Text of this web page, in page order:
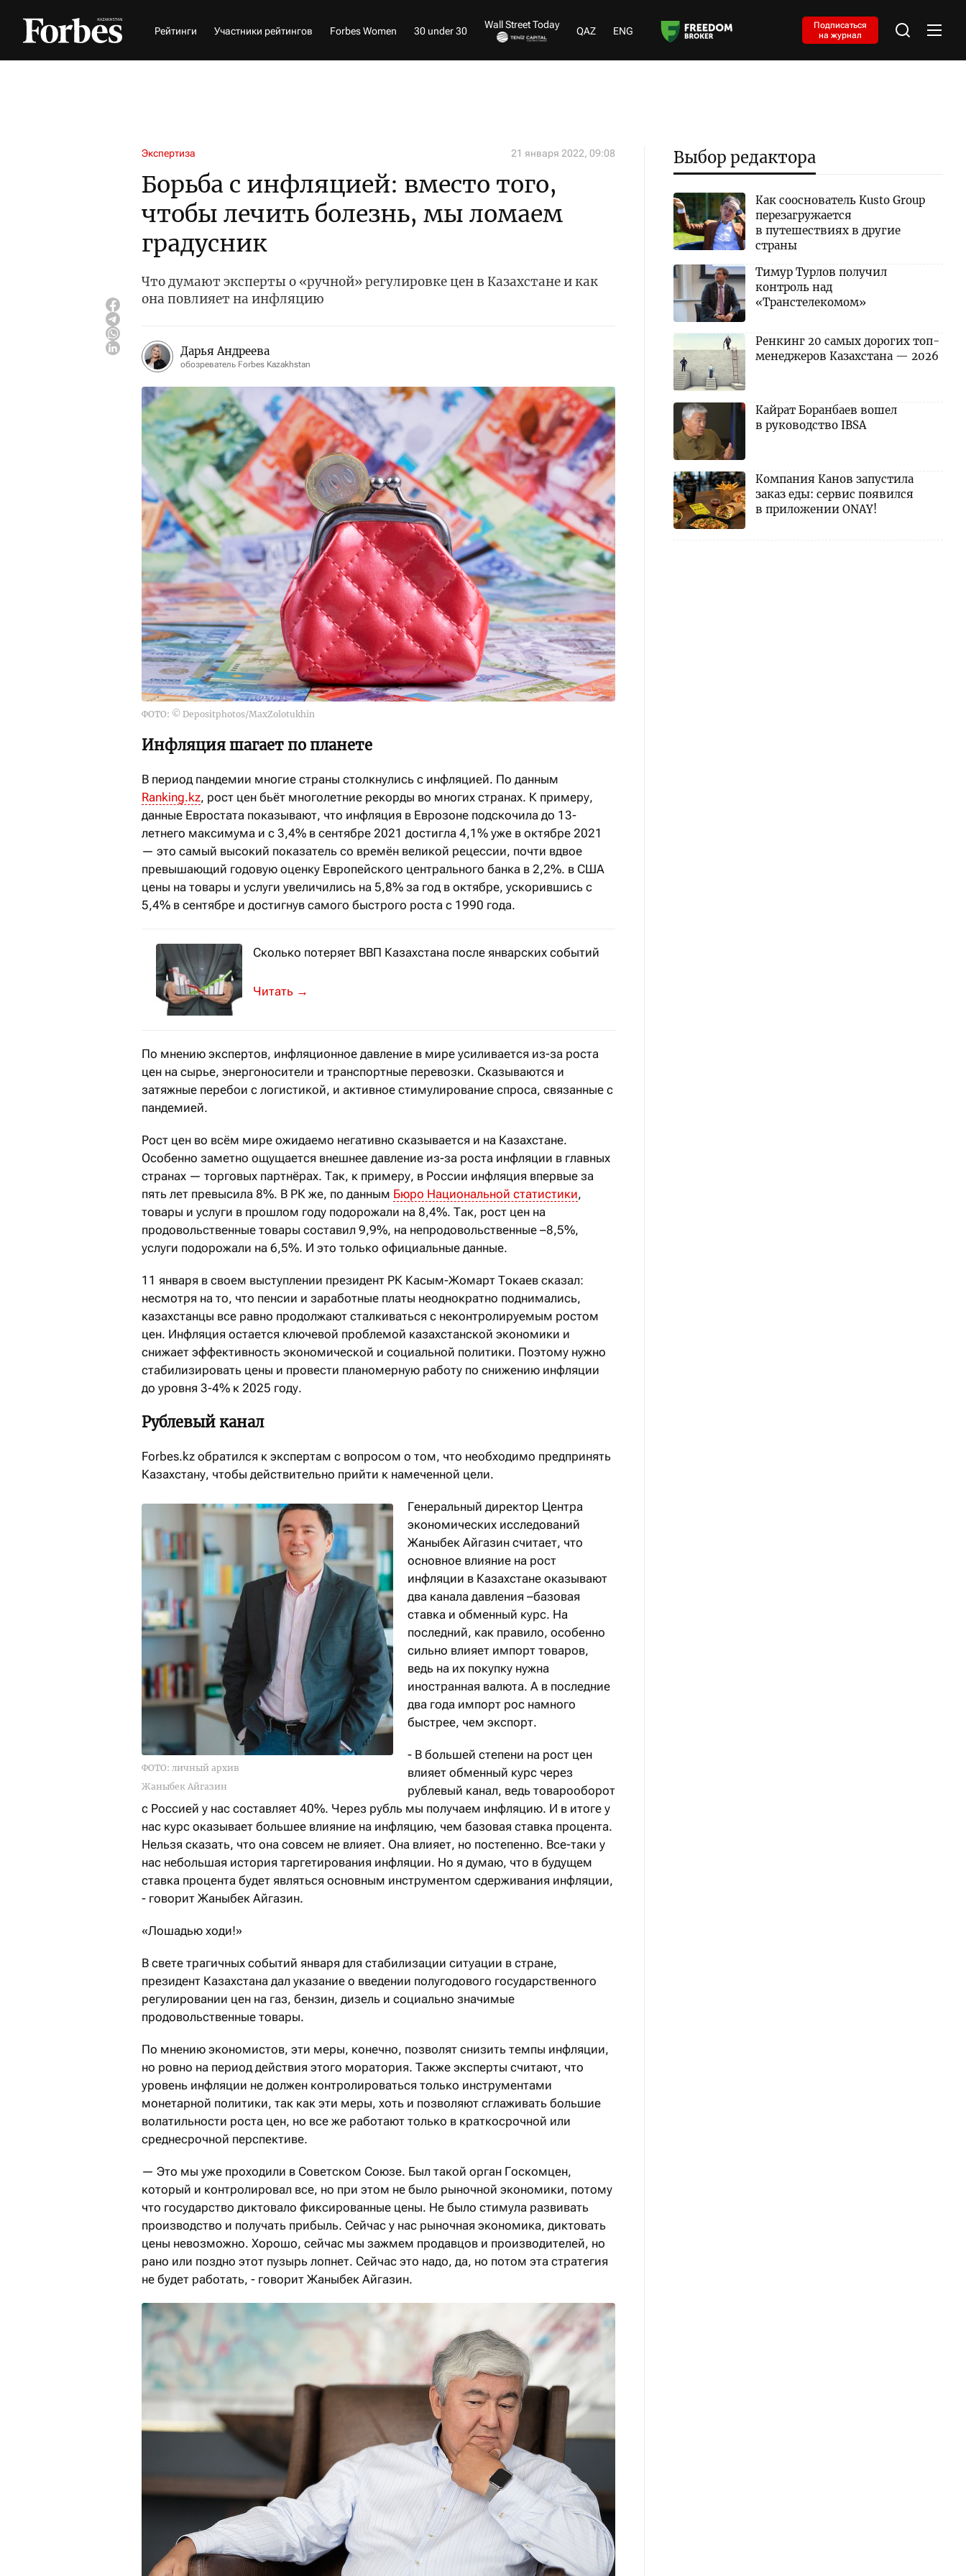
Рейтинги Участники рейтингов Forbes Women 30 under 30
Wall Street Today
QAZ ENG
Подписаться
на журнал
Экспертиза 21 января 2022, 09:08
Борьба с инфляцией: вместо того,
чтобы лечить болезнь, мы ломаем
градусник
Что думают эксперты о «ручной» регулировке цен в Казахстане и как
она повлияет на инфляцию
Дарья Андреева
обозреватель Forbes Kazakhstan
ФОТО: © Depositphotos/MaxZolotukhin
Инфляция шагает по планете
В период пандемии многие страны столкнулись с инфляцией. По данным
Ranking.kz, рост цен бьёт многолетние рекорды во многих странах. К примеру,
данные Евростата показывают, что инфляция в Еврозоне подскочила до 13-
летнего максимума и с 3,4% в сентябре 2021 достигла 4,1% уже в октябре 2021
— это самый высокий показатель со времён великой рецессии, почти вдвое
превышающий годовую оценку Европейского центрального банка в 2,2%. в США
цены на товары и услуги увеличились на 5,8% за год в октябре, ускорившись с
5,4% в сентябре и достигнув самого быстрого роста с 1990 года.
Сколько потеряет ВВП Казахстана после январских событий
Прогнозы по экономической ситуации в РК представили аналитики ЕАБР и ЕФСР
→
По мнению экспертов, инфляционное давление в мире усиливается из-за роста
цен на сырье, энергоносители и транспортные перевозки. Сказываются и
затяжные перебои с логистикой, и активное стимулирование спроса, связанные с
пандемией.
Рост цен во всём мире ожидаемо негативно сказывается и на Казахстане.
Особенно заметно ощущается внешнее давление из-за роста инфляции в главных
странах — торговых партнёрах. Так, к примеру, в России инфляция впервые за
пять лет превысила 8%. В РК же, по данным Бюро Национальной статистики,
товары и услуги в прошлом году подорожали на 8,4%. Так, рост цен на
продовольственные товары составил 9,9%, на непродовольственные –8,5%,
услуги подорожали на 6,5%. И это только официальные данные.
11 января в своем выступлении президент РК Касым-Жомарт Токаев сказал:
несмотря на то, что пенсии и заработные платы неоднократно поднимались,
казахстанцы все равно продолжают сталкиваться с неконтролируемым ростом
цен. Инфляция остается ключевой проблемой казахстанской экономики и
снижает эффективность экономической и социальной политики. Поэтому нужно
стабилизировать цены и провести планомерную работу по снижению инфляции
до уровня 3-4% к 2025 году.
Рублевый канал
Forbes.kz обратился к экспертам с вопросом о том, что необходимо предпринять
Казахстану, чтобы действительно прийти к намеченной цели.
ФОТО: личный архив
Жаныбек Айгазин
Генеральный директор Центра
экономических исследований
Жаныбек Айгазин считает, что
основное влияние на рост
инфляции в Казахстане оказывают
два канала давления –базовая
ставка и обменный курс. На
последний, как правило, особенно
сильно влияет импорт товаров,
ведь на их покупку нужна
иностранная валюта. А в последние
два года импорт рос намного
быстрее, чем экспорт.
- В большей степени на рост цен
влияет обменный курс через
рублевый канал, ведь товарооборот
с Россией у нас составляет 40%. Через рубль мы получаем инфляцию. И в итоге у
нас курс оказывает большее влияние на инфляцию, чем базовая ставка процента.
Нельзя сказать, что она совсем не влияет. Она влияет, но постепенно. Все-таки у
нас небольшая история таргетирования инфляции. Но я думаю, что в будущем
ставка процента будет являться основным инструментом сдерживания инфляции,
- говорит Жаныбек Айгазин.
«Лошадью ходи!»
В свете трагичных событий января для стабилизации ситуации в стране,
президент Казахстана дал указание о введении полугодового государственного
регулировании цен на газ, бензин, дизель и социально значимые
продовольственные товары.
По мнению экономистов, эти меры, конечно, позволят снизить темпы инфляции,
но ровно на период действия этого моратория. Также эксперты считают, что
уровень инфляции не должен контролироваться только инструментами
монетарной политики, так как эти меры, хоть и позволяют сглаживать большие
волатильности роста цен, но все же работают только в краткосрочной или
среднесрочной перспективе.
— Это мы уже проходили в Советском Союзе. Был такой орган Госкомцен,
который и контролировал все, но при этом не было рыночной экономики, потому
что государство диктовало фиксированные цены. Не было стимула развивать
производство и получать прибыль. Сейчас у нас рыночная экономика, диктовать
цены невозможно. Хорошо, сейчас мы зажмем продавцов и производителей, но
рано или поздно этот пузырь лопнет. Сейчас это надо, да, но потом эта стратегия
не будет работать, - говорит Жаныбек Айгазин.
Выбор редактора
Как сооснователь Kusto Group
перезагружается
в путешествиях в другие
страны
Тимур Турлов получил
контроль над
«Транстелекомом»
Ренкинг 20 самых дорогих топ-
менеджеров Казахстана — 2026
Кайрат Боранбаев вошел
в руководство IBSA
Компания Канов запустила
заказ еды: сервис появился
в приложении ONAY!